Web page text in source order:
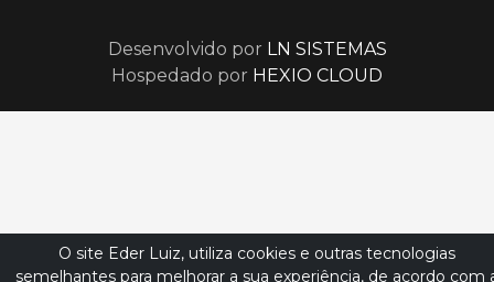
Desenvolvido por LN SISTEMAS
Hospedado por HEXIO CLOUD
O site Eder Luiz, utiliza cookies e outras tecnologias
semelhantes para melhorar a sua experiência, de acordo com